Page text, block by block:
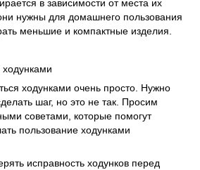
в зависимости от места их
нужны для домашнего пользования
меньшие и компактные изделия.
ходунками очень просто. Нужно
шаг, но это не так. Просим
советами, которые помогут
пользование ходунками
исправность ходунков перед